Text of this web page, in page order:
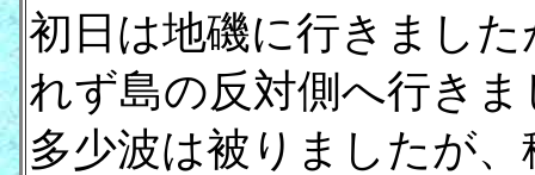
初日は地磯に行きまし
れず島の反対側へ行きま
多少波は被りましたが